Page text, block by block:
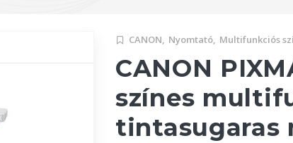
CANON, Nyomtató, Multifunkciós
CANON
színes
tintasugaras